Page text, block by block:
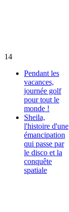
14
Pendant les
vacances,
journée golf
pour tout le
monde !
Sheila,
l'histoire d'une
émancipation
qui passe par
le disco et la
conquête
spatiale